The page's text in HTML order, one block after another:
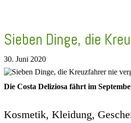
Sieben Dinge, die
30. Juni 2020
Die Costa Deliziosa fährt im
Kosmetik, Kleidung,